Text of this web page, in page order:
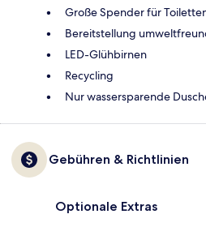
Große Spender für
Bereitstellung
LED-Glühbirnen
Recycling
Nur wassersparende
Gebühren & Richtlinien
Optionale Extras